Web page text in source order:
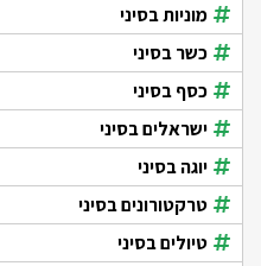
מוניות בסיני
כשר בסיני
כסף בסיני
ישראלים בסיני
יוגה בסיני
טרקטורונים בסיני
טיולים בסיני